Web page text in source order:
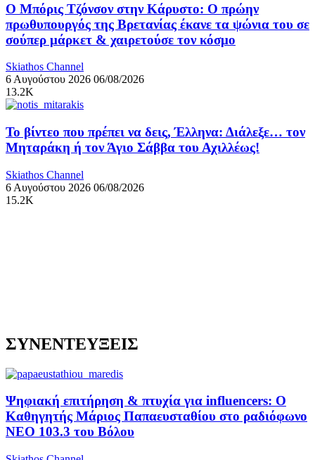
Ο Μπόρις Τζόνσον στην Κάρυστο: Ο πρώην
πρωθυπουργός της Βρετανίας έκανε τα ψώνια του σε
σούπερ μάρκετ & χαιρετούσε τον κόσμο
Skiathos Channel
6 Αυγούστου 2026 06/08/2026
13.2K
Το βίντεο που πρέπει να δεις, Έλληνα: Διάλεξε… τον
Μηταράκη ή τον Άγιο Σάββα του Αχιλλέως!
Skiathos Channel
6 Αυγούστου 2026 06/08/2026
15.2K
ΣΥΝΕΝΤΕΥΞΕΙΣ
Ψηφιακή επιτήρηση & πτυχία για influencers: Ο
Καθηγητής Μάριος Παπαευσταθίου στο ραδιόφωνο
NEO 103.3 του Βόλου